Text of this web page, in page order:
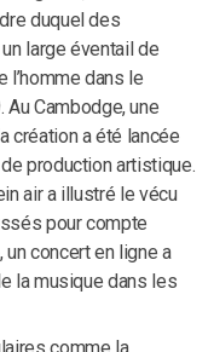
duquel des
large éventail de
dans le
Cambodge, une
création a été lancée
production artistique.
air a illustré le vécu
pour compte
un concert en ligne a
la musique dans les